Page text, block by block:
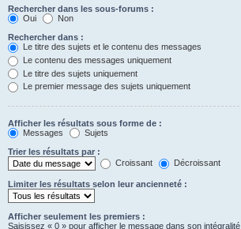
Rechercher dans les sous-forums :
Oui
Non
Rechercher dans :
Le titre des sujets et le contenu des messages
Le contenu des messages uniquement
Le titre des sujets uniquement
Le premier message des sujets uniquement
Afficher les résultats sous forme de :
Messages
Sujets
Trier les résultats par :
Croissant
Décroissant
Limiter les résultats selon leur ancienneté :
Afficher seulement les premiers :
Saisissez « 0 » pour afficher le message dans son intégralité.